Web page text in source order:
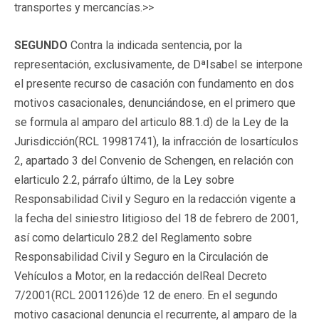
transportes y mercancías.>>
SEGUNDO Contra la indicada sentencia, por la
representación, exclusivamente, de DªIsabel se interpone
el presente recurso de casación con fundamento en dos
motivos casacionales, denunciándose, en el primero que
se formula al amparo del articulo 88.1.d) de la Ley de la
Jurisdicción(RCL 19981741), la infracción de losartículos
2, apartado 3 del Convenio de Schengen, en relación con
elarticulo 2.2, párrafo último, de la Ley sobre
Responsabilidad Civil y Seguro en la redacción vigente a
la fecha del siniestro litigioso del 18 de febrero de 2001,
así como delarticulo 28.2 del Reglamento sobre
Responsabilidad Civil y Seguro en la Circulación de
Vehículos a Motor, en la redacción delReal Decreto
7/2001(RCL 2001126)de 12 de enero. En el segundo
motivo casacional denuncia el recurrente, al amparo de la